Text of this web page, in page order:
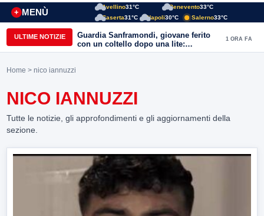
MENÙ
+
Avellino31°C Benevento33°C
Caserta31°C Napoli30°C Salerno33°C
ULTIME NOTIZIE
Guardia Sanframondi, giovane ferito
con un coltello dopo una lite:
individuato il presunto autore
1 ORA FA
Home > nico iannuzzi
NICO IANNUZZI
Tutte le notizie, gli approfondimenti e gli aggiornamenti della
sezione.